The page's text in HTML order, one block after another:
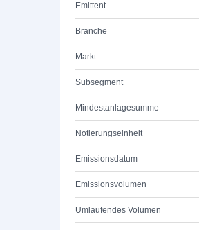
Emittent
Branche
Markt
Subsegment
Mindestanlagesumme
Notierungseinheit
Emissionsdatum
Emissionsvolumen
Umlaufendes Volumen